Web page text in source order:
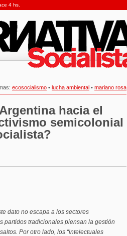
4 hs.
ecosocialismo • lucha ambiental • mariano rosa
hacia el
semicolonial
dato no escapa a los sectores
partidos tradicionales piensan la gestión
Por otro lado, los “intelectuales